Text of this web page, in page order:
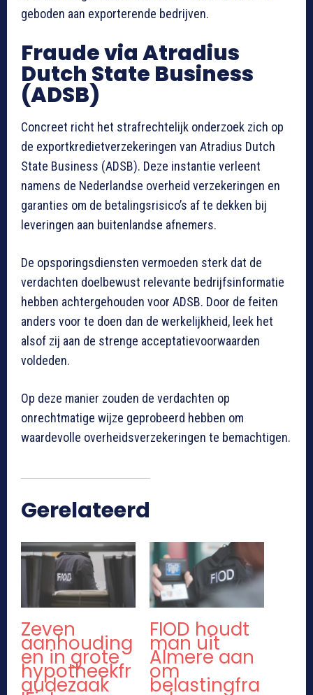
geboden aan exporterende bedrijven.
Fraude via Atradius
Dutch State Business
(ADSB)
Concreet richt het strafrechtelijk onderzoek zich op
de exportkredietverzekeringen van Atradius Dutch
State Business (ADSB). Deze instantie verleent
namens de Nederlandse overheid verzekeringen en
garanties om de betalingsrisico’s af te dekken bij
leveringen aan buitenlandse afnemers.
De opsporingsdiensten vermoeden sterk dat de
verdachten doelbewust relevante bedrijfsinformatie
hebben achtergehouden voor ADSB. Door de feiten
anders voor te doen dan de werkelijkheid, leek het
alsof zij aan de strenge acceptatievoorwaarden
voldeden.
Op deze manier zouden de verdachten op
onrechtmatige wijze geprobeerd hebben om
waardevolle overheidsverzekeringen te bemachtigen.
Gerelateerd
Zeven
aanhouding
en in grote
hypotheekfr
audezaak
FIOD houdt
man uit
Almere aan
om
belastingfra